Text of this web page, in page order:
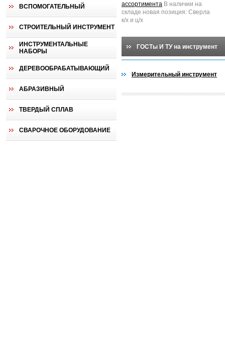
ВСПОМОГАТЕЛЬНЫЙ
СТРОИТЕЛЬНЫЙ ИНСТРУМЕНТ
ИНСТРУМЕНТАЛЬНЫЕ
НАБОРЫ
ДЕРЕВООБРАБАТЫВАЮЩИЙ
АБРАЗИВНЫЙ
ТВЕРДЫЙ СПЛАВ
СВАРОЧНОЕ ОБОРУДОВАНИЕ
ассортимента В наличии на
складе новая позиция: Сверла
к/х и ц/х
ГОСТы И ТУ на инструмент
Измерительный инструмент